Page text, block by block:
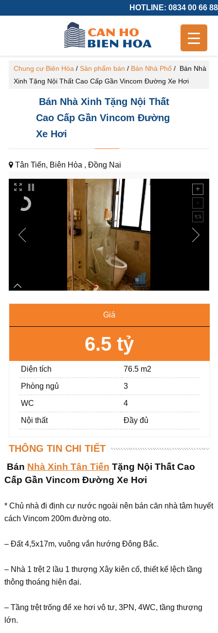
HOTLINE: 0834 00 66 88
Chung cư Biên Hòa / Sản phẩm bán / Bán Nhà Phố/ Bán Nhà
Xinh Tặng Nội Thất Cao Cấp Gần Vincom Đường Xe Hơi
Bán Nhà Xinh Tặng Nội Thất
Cao Cấp Gần Vincom Đường
Xe Hơi
Tân Tiến, Biên Hòa , Đồng Nai
Giá
6.5 tỷ
Diện tích 76.5 m2
Phòng ngủ 3
WC 4
Nội thất Đầy đủ
THÔNG TIN CHI TIẾT
Bán Nhà Xinh Tân Tiến Tặng Nội Thất Cao
Cấp Gần Vincom Đường Xe Hơi
* Chủ nhà đi định cư nước ngoài nên bán căn nhà tâm huyết
cách Vincom 200m đường oto.
– Đất 4,5x17m, vuông vắn hướng Đông Bắc.
– Nhà 1 trệt 2 lầu 1 thượng Xây kiên cố, thiết kế lệch tầng
thông thoáng hiện đại.
– Tầng trệt trống để xe hơi vô tư, 3PN, 4WC, tầng thượng
lớn.